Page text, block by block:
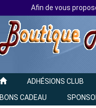
Afin de vous
ADHÉSIONS CLUB
BONS CADEAU